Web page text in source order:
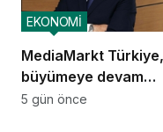
MediaMarkt Türkiye,
büyümeye devam
ediyor
EKONOMİ
5 gün önce